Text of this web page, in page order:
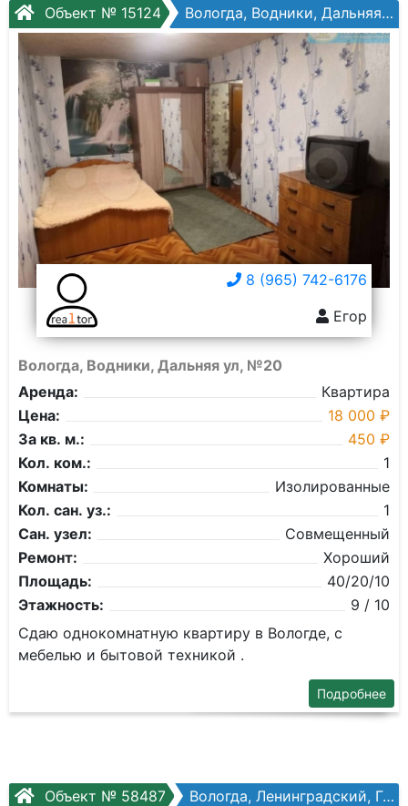
Объект № 15124 Вологда, Водники, Дальняя ул, №20
8 (965) 742-6176
Егор
Вологда, Водники, Дальняя ул, №20
Аренда:
Квартира
Цена:
18 000 ₽
За кв. м.:
450 ₽
Кол. ком.:
1
Комнаты:
Изолированные
Кол. сан. уз.:
1
Сан. узел:
Совмещенный
Ремонт:
Хороший
Площадь:
40/20/10
Этажность:
9 / 10
Сдаю однокомнатную квартиру в Вологде, с
мебелью и бытовой техникой .
Подробнее
Объект № 58487 Вологда, Ленинградский, Гагарина ул, №25а